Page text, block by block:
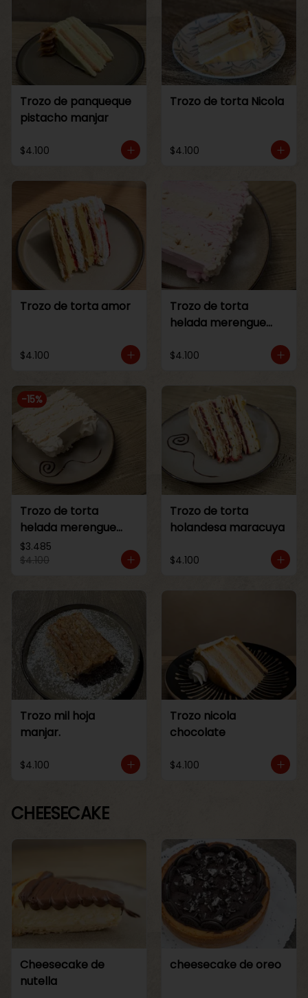
Trozo de panqueque
pistacho manjar
$4.100
Trozo de torta Nicola
$4.100
Trozo de torta amor
$4.100
Trozo de torta
helada merengue
$4.100
-15%
Trozo de torta
helada merengue
lucuma
$3.485
$4.100
Trozo de torta
holandesa maracuya
$4.100
Trozo mil hoja
manjar.
$4.100
Trozo nicola
chocolate
$4.100
CHEESECAKE
Cheesecake de
nutella
cheesecake de oreo